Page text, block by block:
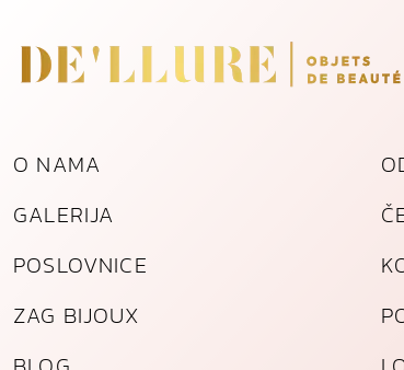
O NAMA
GALERIJA
POSLOVNICE
ZAG BIJOUX